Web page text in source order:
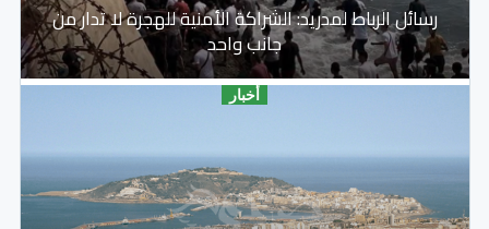
رسائل الرباط لمدريد: الشراكة الأمنية للهجرة لا تدار من
جانب واحد
أخبار